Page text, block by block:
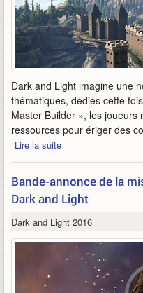
Dark and Light imagine une
thématiques, dédiés cette
Master Builder », les
ressources pour ériger des
Lire la suite
Bande-annonce de la
Dark and Light
Dark and Light 2016